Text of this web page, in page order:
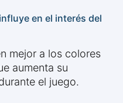
en el interés del
mejor a los colores
aumenta su
el juego.